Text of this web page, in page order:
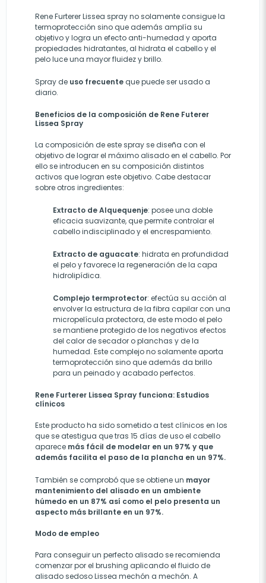
Rene Furterer Lissea spray no solamente consigue la
termoprotección sino que además amplía su
objetivo y logra un efecto anti-humedad y aporta
propiedades hidratantes, al hidrata el cabello y el
pelo luce una mayor fluidez y brillo.
Spray de uso frecuente que puede ser usado a
diario.
Beneficios de la composición de Rene Futerer
Lissea Spray
La composición de este spray se diseña con el
objetivo de lograr el máximo alisado en el cabello. Por
ello se introducen en su composición distintos
activos que logran este objetivo. Cabe destacar
sobre otros ingredientes:
Extracto de Alquequenje: posee una doble
eficacia suavizante, que permite controlar el
cabello indisciplinado y el encrespamiento.
Extracto de aguacate: hidrata en profundidad
el pelo y favorece la regeneración de la capa
hidrolipídica.
Complejo termprotector: efectúa su acción al
envolver la estructura de la fibra capilar con una
micropelícula protectora, de este modo el pelo
se mantiene protegido de los negativos efectos
del calor de secador o planchas y de la
humedad. Este complejo no solamente aporta
termoprotección sino que además da brillo
para un peinado y acabado perfectos.
Rene Furterer Lissea Spray funciona: Estudios
clínicos
Este producto ha sido sometido a test clínicos en los
que se atestigua que tras 15 días de uso el cabello
aparece más fácil de modelar en un 97% y que
además facilita el paso de la plancha en un 97%.
También se comprobó que se obtiene un mayor
mantenimiento del alisado en un ambiente
húmedo en un 87% así como el pelo presenta un
aspecto más brillante en un 97%.
Modo de empleo
Para conseguir un perfecto alisado se recomienda
comenzar por el brushing aplicando el fluido de
alisado sedoso Lissea mechón a mechón. A